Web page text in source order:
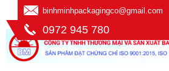
binhminhpackagingco@gmail.com
0972 945 780